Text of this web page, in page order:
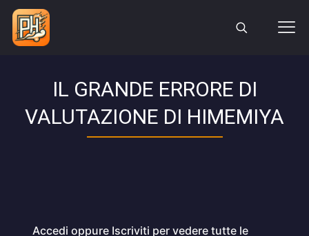
IL GRANDE ERRORE DI
VALUTAZIONE DI HIMEMIYA
Accedi oppure Iscriviti per vedere tutte le